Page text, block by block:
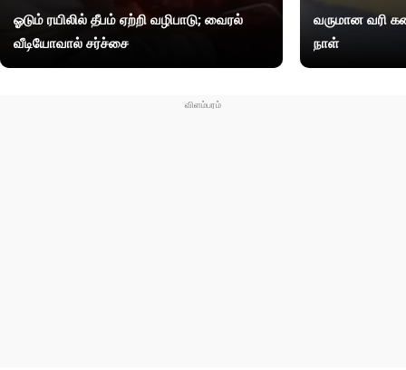
ஓடும் ரயிலில் தீபம் ஏற்றி வழிபாடு; வைரல்
வீடியோவால் சர்ச்சை
வருமான வரி
நாள்